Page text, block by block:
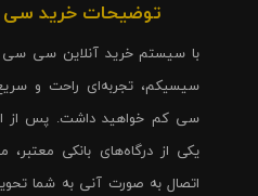
توضیحات خرید
با سیستم خرید آنلاین سی سی
سیسیکم، تجربه‌ای راحت و
سی کم خواهید داشت. پس از
یکی از درگاه‌های بانکی
اتصال به صورت آنی به شما